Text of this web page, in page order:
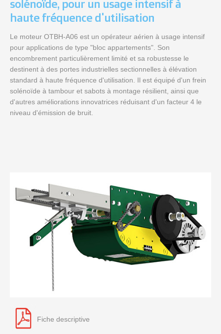
solénoïde, pour un usage intensif à
haute fréquence d'utilisation
Le moteur OTBH-A06 est un opérateur aérien à usage intensif
pour applications de type "bloc appartements". Son
encombrement particulièrement limité et sa robustesse le
destinent à des portes industrielles sectionnelles à élévation
standard à haute fréquence d'utilisation. Il est équipé d'un frein
solénoïde à tambour et sabots à montage résilient, ainsi que
d'autres améliorations innovatrices réduisant d'un facteur 4 le
niveau d'émission de bruit.
Fiche descriptive